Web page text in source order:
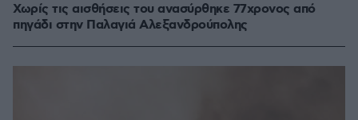
Χωρίς τις αισθήσεις του ανασύρθηκε 77χρονος από
πηγάδι στην Παλαγιά Αλεξανδρούπολης